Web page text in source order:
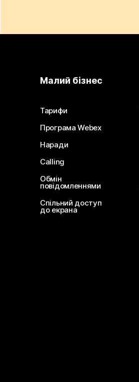
Малий бізнес
Тарифи
Програма Webex
Наради
Calling
Обмін
повідомленнями
Спільний доступ
до екрана